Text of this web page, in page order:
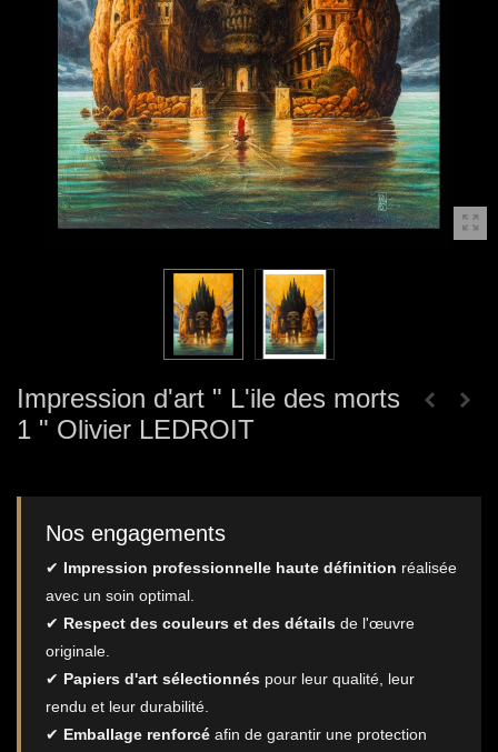
Impression d'art " L'ile des morts
1 " Olivier LEDROIT
Nos engagements
✔ Impression professionnelle haute définition réalisée
avec un soin optimal.
✔ Respect des couleurs et des détails de l'œuvre
originale.
✔ Papiers d'art sélectionnés pour leur qualité, leur
rendu et leur durabilité.
✔ Emballage renforcé afin de garantir une protection